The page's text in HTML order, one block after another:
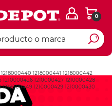
0
1218000441 1218000442
1210000427 1210000428
1210000429 1210000430